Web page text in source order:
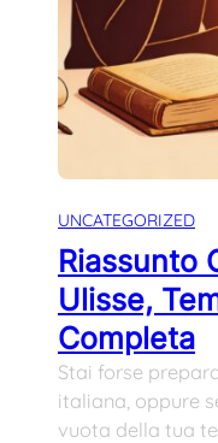
UNCATEGORIZED
Riassunto
Ulisse,
Completa
Stai forse
italiana, oppure
vuota della tua